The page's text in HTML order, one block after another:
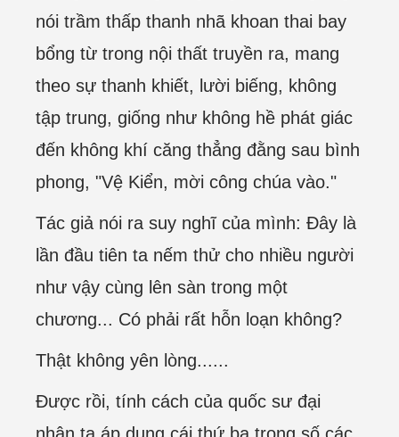
nói trầm thấp thanh nhã khoan thai bay
bổng từ trong nội thất truyền ra, mang
theo sự thanh khiết, lười biếng, không
tập trung, giống như không hề phát giác
đến không khí căng thẳng đằng sau bình
phong, "Vệ Kiển, mời công chúa vào."
Tác giả nói ra suy nghĩ của mình: Đây là
lần đầu tiên ta nếm thử cho nhiều người
như vậy cùng lên sàn trong một
chương... Có phải rất hỗn loạn không?
Thật không yên lòng......
Được rồi, tính cách của quốc sư đại
nhân ta áp dụng cái thứ ba trong số các